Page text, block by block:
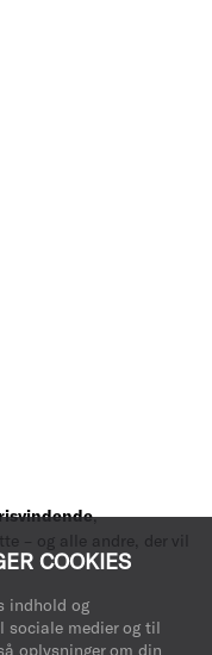
COOKIES
indhold og
medier og til
oplysninger om din
,
– og alle andre, der vil